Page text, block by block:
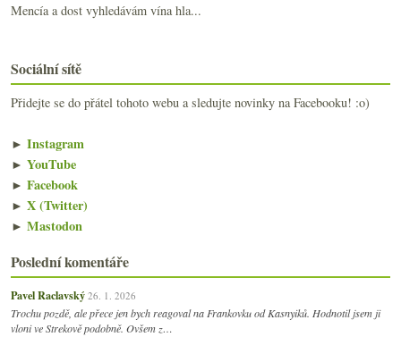
Mencía a dost vyhledávám vína hla...
Sociální sítě
Přidejte se do přátel tohoto webu a sledujte novinky na Facebooku! :o)
► Instagram
► YouTube
► Facebook
► X (Twitter)
► Mastodon
Poslední komentáře
Pavel Raclavský 26. 1. 2026
Trochu pozdě, ale přece jen bych reagoval na Frankovku od Kasnyiků. Hodnotil jsem ji
vloni ve Strekově podobně. Ovšem z…